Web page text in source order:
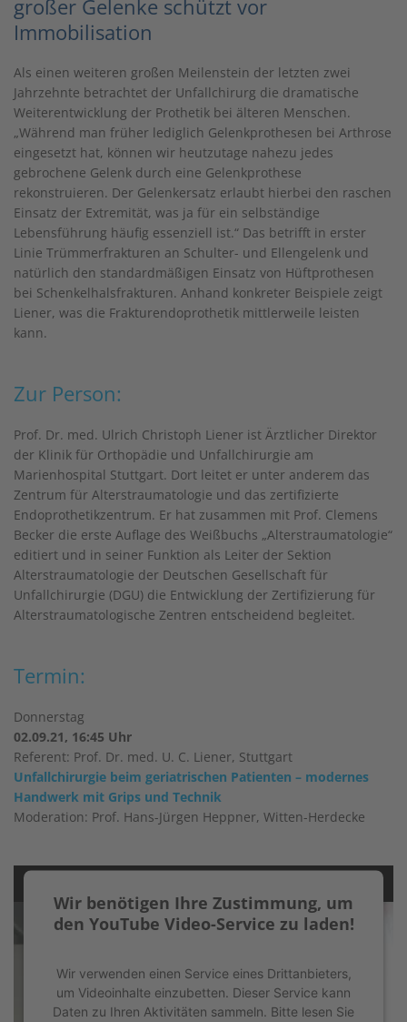
großer Gelenke schützt vor
Immobilisation
Als einen weiteren großen Meilenstein der letzten zwei
Jahrzehnte betrachtet der Unfallchirurg die dramatische
Weiterentwicklung der Prothetik bei älteren Menschen.
„Während man früher lediglich Gelenkprothesen bei Arthrose
eingesetzt hat, können wir heutzutage nahezu jedes
gebrochene Gelenk durch eine Gelenkprothese
rekonstruieren. Der Gelenkersatz erlaubt hierbei den raschen
Einsatz der Extremität, was ja für ein selbständige
Lebensführung häufig essenziell ist.“ Das betrifft in erster
Linie Trümmerfrakturen an Schulter- und Ellengelenk und
natürlich den standardmäßigen Einsatz von Hüftprothesen
bei Schenkelhalsfrakturen. Anhand konkreter Beispiele zeigt
Liener, was die Frakturendoprothetik mittlerweile leisten
kann.
Zur Person:
Prof. Dr. med. Ulrich Christoph Liener ist Ärztlicher Direktor
der Klinik für Orthopädie und Unfallchirurgie am
Marienhospital Stuttgart. Dort leitet er unter anderem das
Zentrum für Alterstraumatologie und das zertifizierte
Endoprothetikzentrum. Er hat zusammen mit Prof. Clemens
Becker die erste Auflage des Weißbuchs „Alterstraumatologie“
editiert und in seiner Funktion als Leiter der Sektion
Alterstraumatologie der Deutschen Gesellschaft für
Unfallchirurgie (DGU) die Entwicklung der Zertifizierung für
Alterstraumatologische Zentren entscheidend begleitet.
Termin:
Donnerstag
02.09.21, 16:45 Uhr
Referent: Prof. Dr. med. U. C. Liener, Stuttgart
Unfallchirurgie beim geriatrischen Patienten – modernes
Handwerk mit Grips und Technik
Moderation: Prof. Hans-Jürgen Heppner, Witten-Herdecke
Wir benötigen Ihre Zustimmung, um
den YouTube Video-Service zu laden!
Wir verwenden einen Service eines Drittanbieters,
um Videoinhalte einzubetten. Dieser Service kann
Daten zu Ihren Aktivitäten sammeln. Bitte lesen Sie